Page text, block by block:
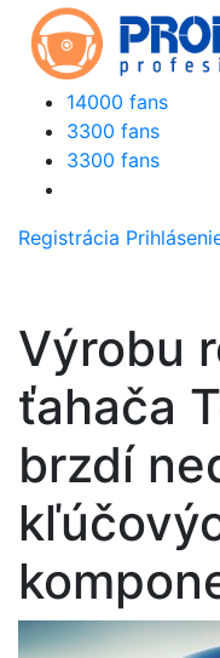
14000 fans
3300 fans
3300 fans
Registrácia
Výrobu
ťahača
brzdí